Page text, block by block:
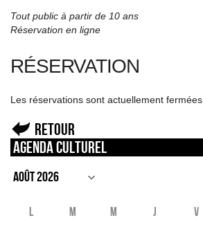
Tout public à partir de 10 ans
Réservation en ligne
RÉSERVATION
Les réservations sont actuellement fermées.
Retour
Agenda culturel
L M M J V